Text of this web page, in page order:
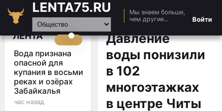
LENTA75.RU
Мы знаем больше,
чем другие...
Войти
Главная
Новости
Видео
Статьи
ЛЕНТА
Вода признана
опасной для
купания в восьми
реках и озёрах
Забайкалья
час назад
Давление
воды понизили
в 102
многоэтажках
в центре Читы